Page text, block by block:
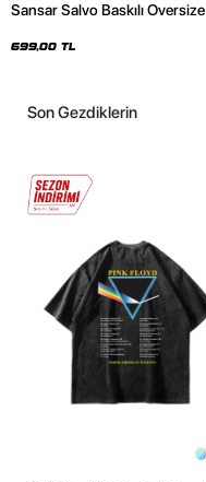
Sansar Salvo Baskılı Oversize
699,00 TL
Son Gezdiklerin